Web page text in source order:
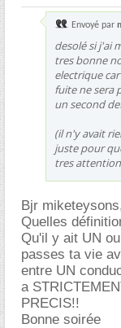
Envoyé par
desolé si j'ai
tres bonne
electrique
fuite ne sera
un second
(il n'y avait
juste pour
tres
Bjr
Quelles
Qu'il y ait UN
passes ta vie
entre UN
a
PRECIS!!
Bonne soirée